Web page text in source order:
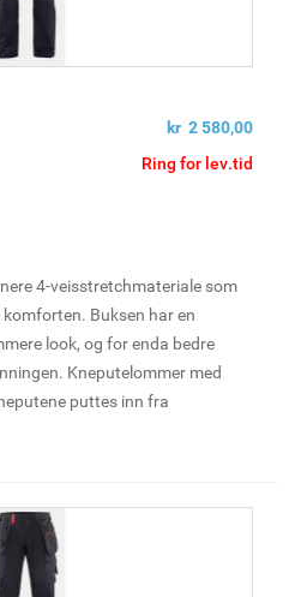
kr 2 580,00
Ring for lev.tid
4-veisstretchmateriale som
Buksen har en
look, og for enda bedre
Kneputelommer med
puttes inn fra
har den mesh i kneet, noe